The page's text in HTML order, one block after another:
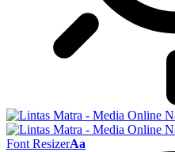
Font ResizerAa